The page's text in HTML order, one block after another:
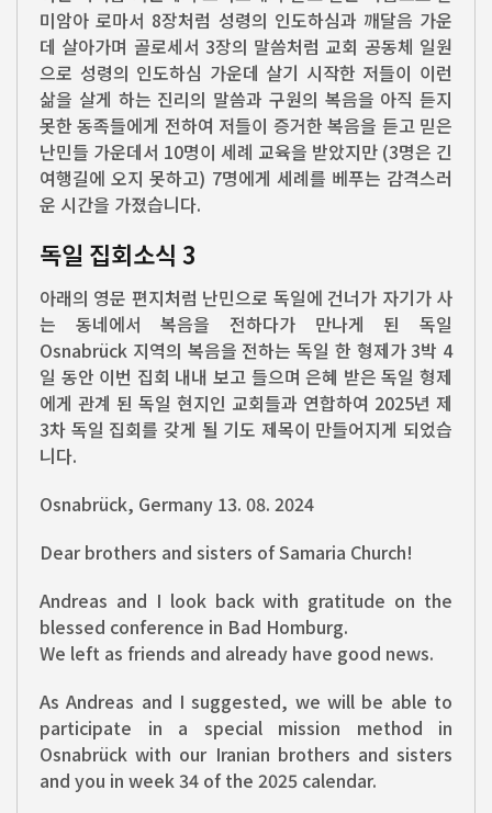
미암아 로마서 8장처럼 성령의 인도하심과 깨달음 가운
데 살아가며 골로세서 3장의 말씀처럼 교회 공동체 일원
으로 성령의 인도하심 가운데 살기 시작한 저들이 이런
삶을 살게 하는 진리의 말씀과 구원의 복음을 아직 듣지
못한 동족들에게 전하여 저들이 증거한 복음을 듣고 믿은
난민들 가운데서 10명이 세례 교육을 받았지만 (3명은 긴
여행길에 오지 못하고) 7명에게 세례를 베푸는 감격스러
운 시간을 가졌습니다.
독일 집회소식 3
아래의 영문 편지처럼 난민으로 독일에 건너가 자기가 사
는 동네에서 복음을 전하다가 만나게 된 독일
Osnabrück 지역의 복음을 전하는 독일 한 형제가 3박 4
일 동안 이번 집회 내내 보고 들으며 은혜 받은 독일 형제
에게 관계 된 독일 현지인 교회들과 연합하여 2025년 제
3차 독일 집회를 갖게 될 기도 제목이 만들어지게 되었습
니다.
Osnabrück, Germany 13. 08. 2024
Dear brothers and sisters of Samaria Church!
Andreas and I look back with gratitude on the
blessed conference in Bad Homburg.
We left as friends and already have good news.
As Andreas and I suggested, we will be able to
participate in a special mission method in
Osnabrück with our Iranian brothers and sisters
and you in week 34 of the 2025 calendar.